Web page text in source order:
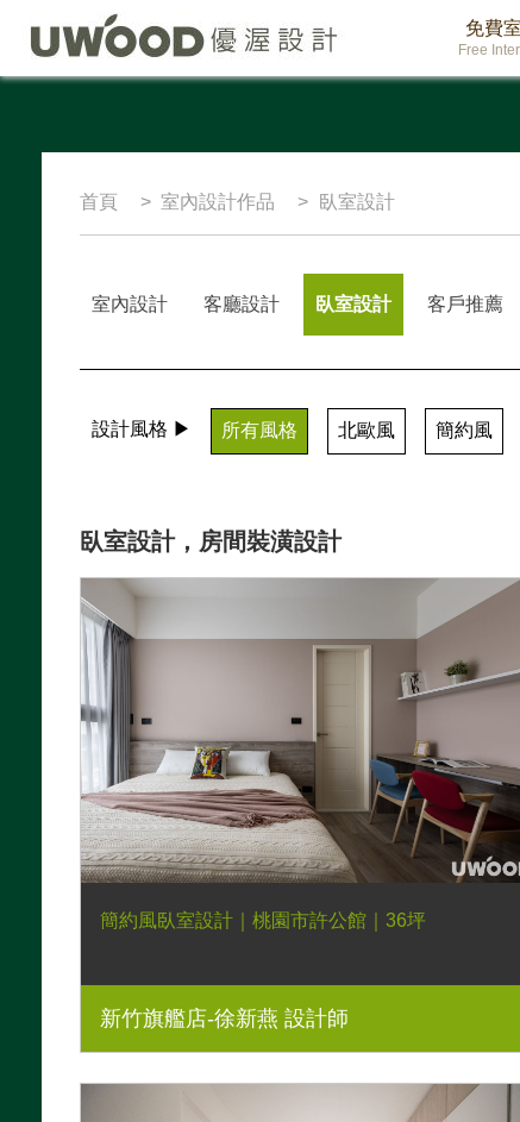
免費
Free
首頁 室內設計作品 臥室設計
室內設計 客廳設計 臥室設計 客戶推薦
設計風格 ▶ 所有風格 北歐風 簡約風
臥室設計，房間裝潢設計
簡約風臥室設計｜桃園市許公館｜36坪
新竹旗艦店-徐新燕 設計師